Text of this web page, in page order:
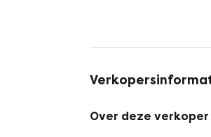
Over deze verkoper